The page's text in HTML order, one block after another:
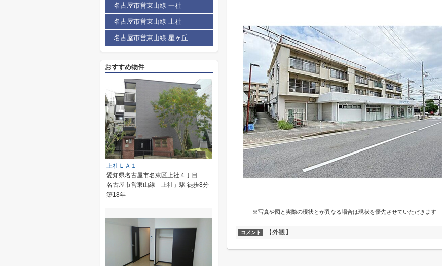
※写真や図と実際の現状とが異なる場合は現状を優先させていただきます
コメント 【外観】
名古屋市営東山線 一社
名古屋市営東山線 上社
名古屋市営東山線 星ヶ丘
おすすめ物件
上社ＬＡ１
愛知県名古屋市名東区上社４丁目
名古屋市営東山線「上社」駅 徒歩8分
築18年